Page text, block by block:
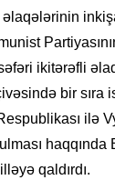
ikitərəfli
bir sıra
ilə
haqqında
qaldırdı.